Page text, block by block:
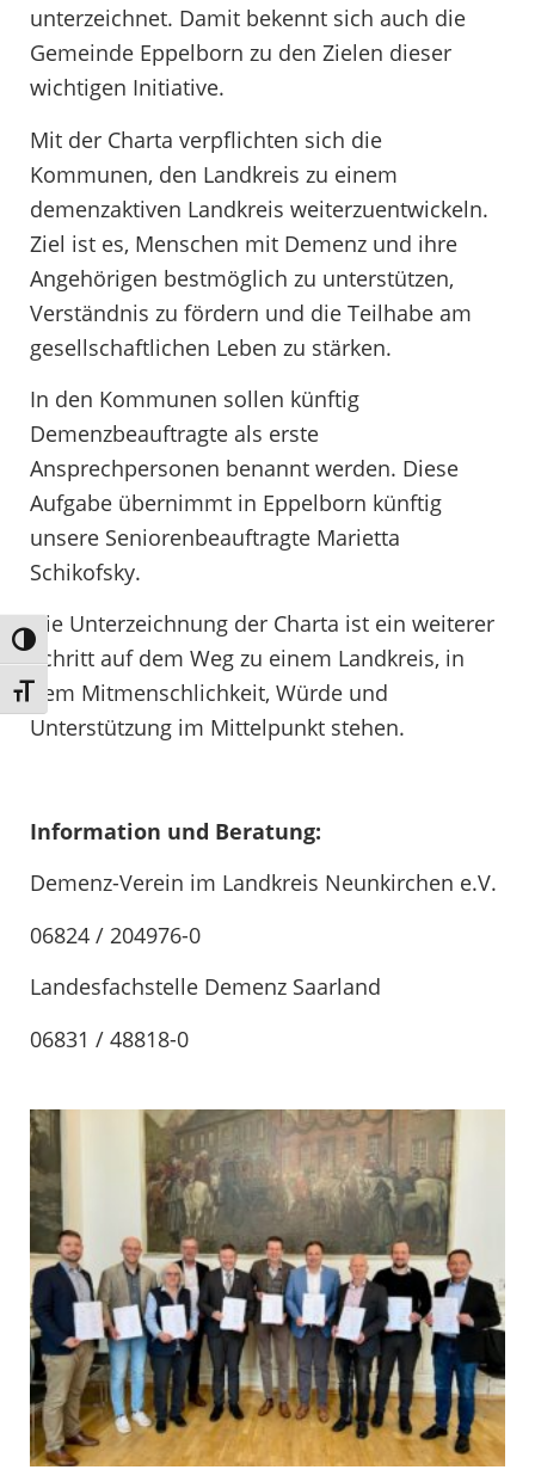
Umschalten auf hohe Kontraste
Schrift vergrößern
unterzeichnet. Damit bekennt sich auch die
Gemeinde Eppelborn zu den Zielen dieser
wichtigen Initiative.
Mit der Charta verpflichten sich die
Kommunen, den Landkreis zu einem
demenzaktiven Landkreis weiterzuentwickeln.
Ziel ist es, Menschen mit Demenz und ihre
Angehörigen bestmöglich zu unterstützen,
Verständnis zu fördern und die Teilhabe am
gesellschaftlichen Leben zu stärken.
In den Kommunen sollen künftig
Demenzbeauftragte als erste
Ansprechpersonen benannt werden. Diese
Aufgabe übernimmt in Eppelborn künftig
unsere Seniorenbeauftragte Marietta
Schikofsky.
Die Unterzeichnung der Charta ist ein weiterer
Schritt auf dem Weg zu einem Landkreis, in
dem Mitmenschlichkeit, Würde und
Unterstützung im Mittelpunkt stehen.
Information und Beratung:
Demenz-Verein im Landkreis Neunkirchen e.V.
06824 / 204976-0
Landesfachstelle Demenz Saarland
06831 / 48818-0